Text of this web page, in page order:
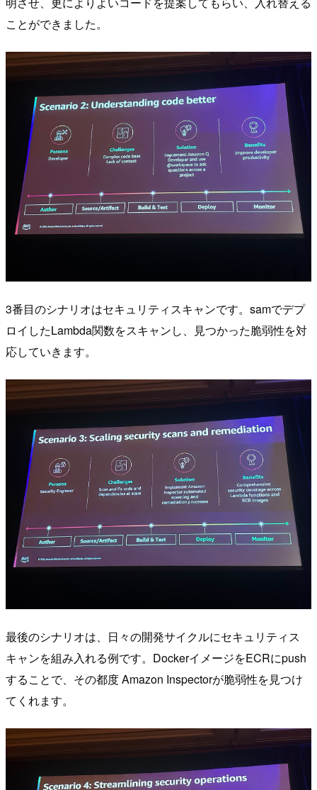
ことができました。
3番目のシナリオはセキュリティスキャンです。samでデプ
ロイしたLambda関数をスキャンし、見つかった脆弱性を対
応していきます。
最後のシナリオは、日々の開発サイクルにセキュリティス
キャンを組み入れる例です。DockerイメージをECRにpush
することで、その都度 Amazon Inspectorが脆弱性を見つけ
てくれます。